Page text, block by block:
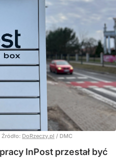
Źródło: DoRzeczy.pl / DMC
InPost przestał być